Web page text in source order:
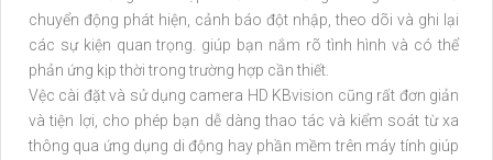
chuyển động phát hiện, cảnh báo đột nhập, theo dõi và ghi lại
các sự kiện quan trọng. giúp bạn nắm rõ tình hình và có thể
phản ứng kịp thời trong trường hợp cần thiết.
Vệc cài đặt và sử dụng camera HD KBvision cũng rất đơn giản
và tiện lợi, cho phép bạn dễ dàng thao tác và kiểm soát từ xa
thông qua ứng dụng di động hay phần mềm trên máy tính giúp